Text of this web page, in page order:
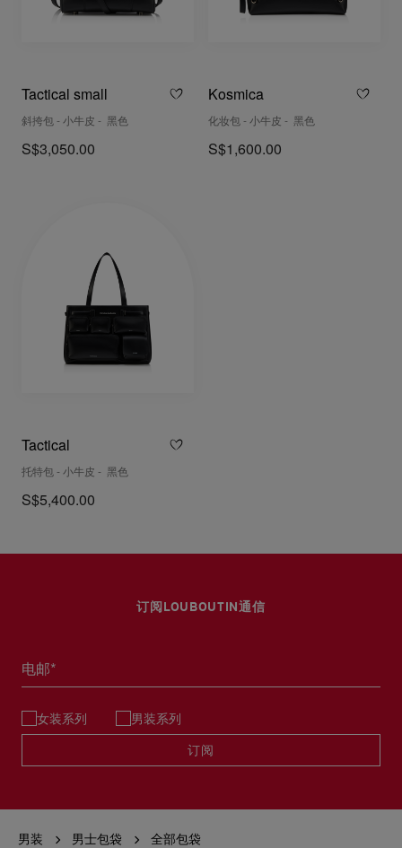
Tactical small
斜挎包 - 小牛皮 - 黑色
S$3,050.00
Kosmica
化妆包 - 小牛皮 - 黑色
S$1,600.00
Tactical
托特包 - 小牛皮 - 黑色
S$5,400.00
订阅LOUBOUTIN通信
电邮*
女装系列 男装系列
订阅
男装 男士包袋 全部包袋